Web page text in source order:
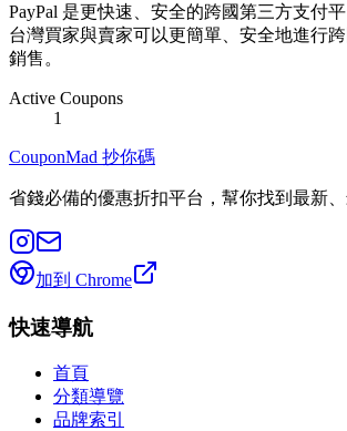
PayPal 是更快速、安全的跨國第三方支付平
台灣買家與賣家可以更簡單、安全地進行
銷售。
Active Coupons
1
CouponMad 抄你碼
省錢必備的優惠折扣平台，幫你找到最新、
加到 Chrome
快速導航
首頁
分類導覽
品牌索引